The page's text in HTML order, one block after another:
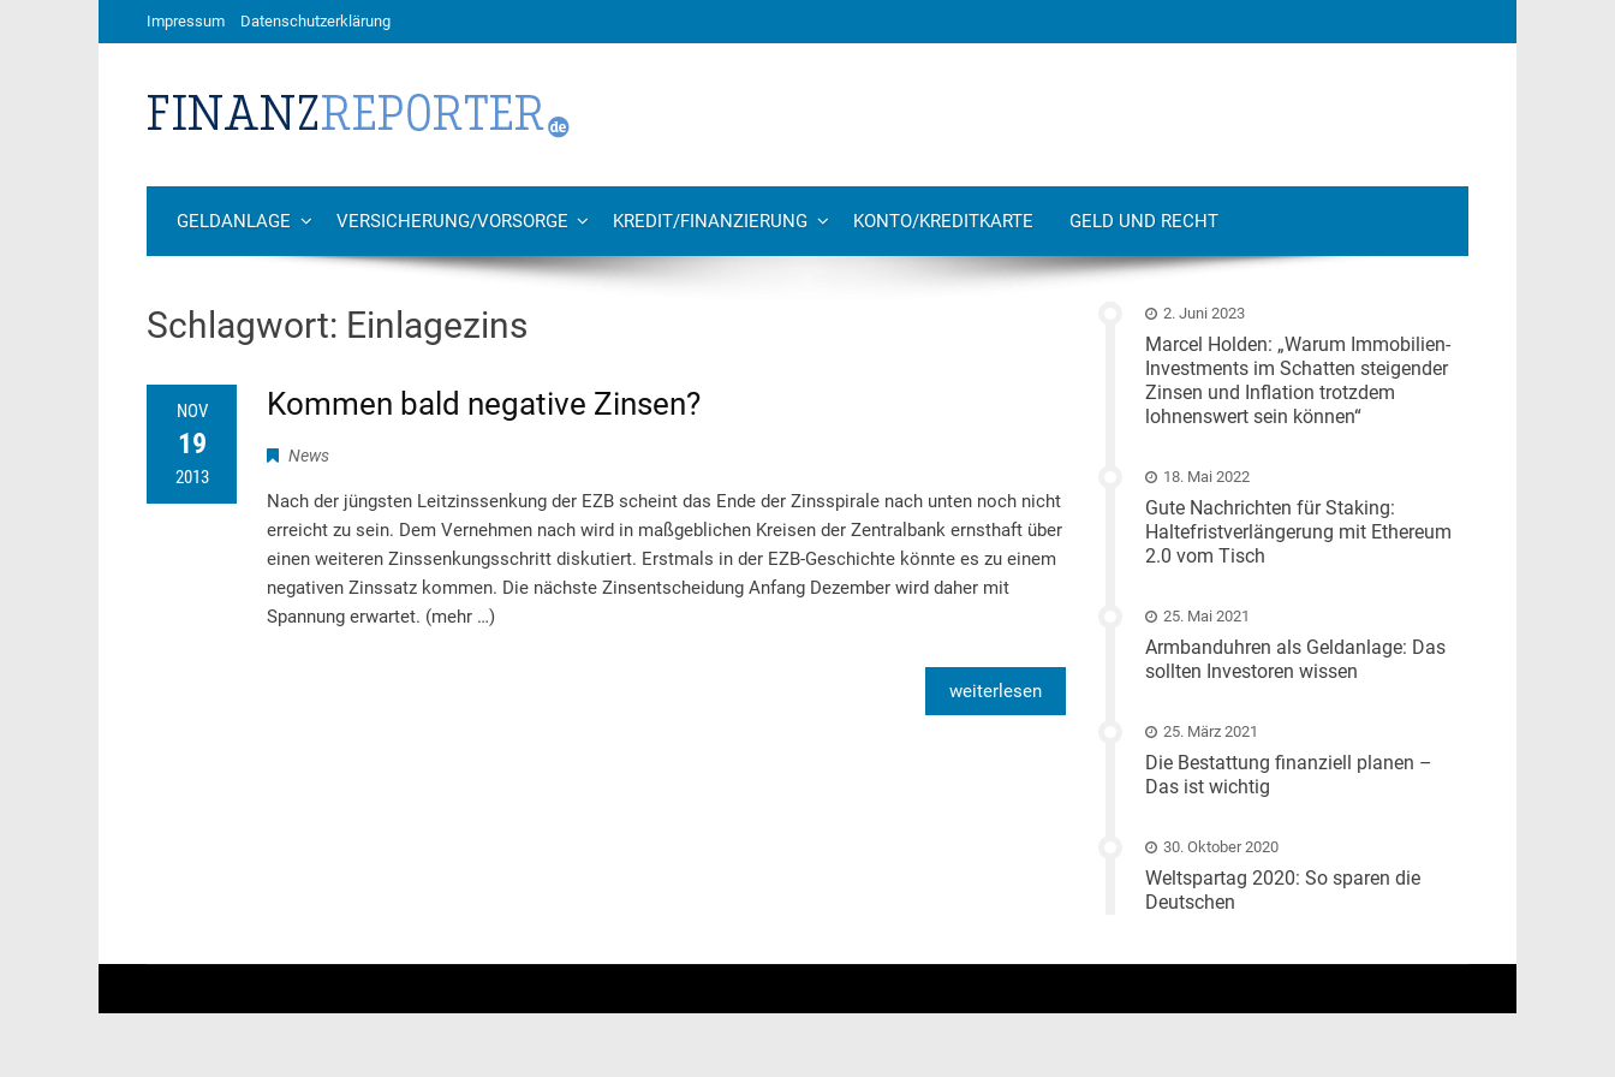
Impressum Datenschutzerklärung
GELDANLAGE VERSICHERUNG/VORSORGE KREDIT/FINANZIERUNG KONTO/KREDITKARTE GELD UND RECHT
Schlagwort: Einlagezins
NOV
19
2013
Kommen bald negative Zinsen?
News
Nach der jüngsten Leitzinssenkung der EZB scheint das Ende der Zinsspirale nach unten noch nicht
erreicht zu sein. Dem Vernehmen nach wird in maßgeblichen Kreisen der Zentralbank ernsthaft über
einen weiteren Zinssenkungsschritt diskutiert. Erstmals in der EZB-Geschichte könnte es zu einem
negativen Zinssatz kommen. Die nächste Zinsentscheidung Anfang Dezember wird daher mit
Spannung erwartet. (mehr …)
weiterlesen
2. Juni 2023
Marcel Holden: „Warum Immobilien-
Investments im Schatten steigender
Zinsen und Inflation trotzdem
lohnenswert sein können“
18. Mai 2022
Gute Nachrichten für Staking:
Haltefristverlängerung mit Ethereum
2.0 vom Tisch
25. Mai 2021
Armbanduhren als Geldanlage: Das
sollten Investoren wissen
25. März 2021
Die Bestattung finanziell planen –
Das ist wichtig
30. Oktober 2020
Weltspartag 2020: So sparen die
Deutschen